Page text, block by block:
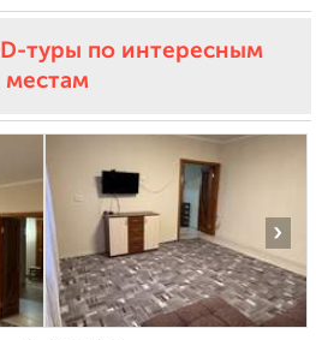
туры по интересным
местам
›